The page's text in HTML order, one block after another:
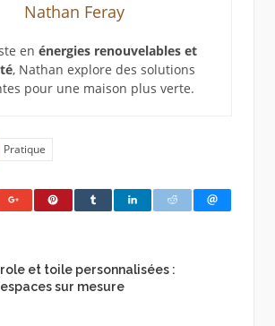
Nathan Feray
en énergies renouvelables et
, Nathan explore des solutions
pour une maison plus verte.
Pratique
et toile personnalisées :
sur mesure